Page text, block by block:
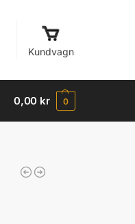
Kundvagn
0,00 kr 0